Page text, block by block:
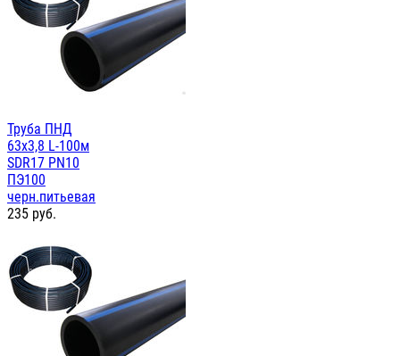
Труба ПНД
63х3,8 L-100м
SDR17 PN10
ПЭ100
черн.питьевая
235 руб.